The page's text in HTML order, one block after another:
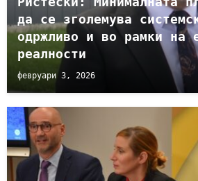
да се зголемува
одржливо и во рамки на
реалности
февруари 3, 2026